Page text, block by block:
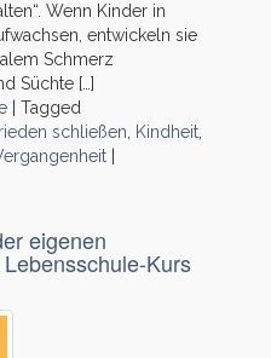
Wenn Kinder in
entwickeln sie
Schmerz
Süchte […]
Tagged
schließen Kindheit
eigenen
Kurs